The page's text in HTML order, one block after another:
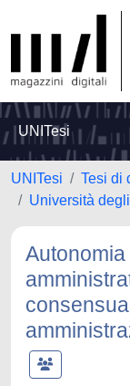
UNITesi
UNITesi
Tesi di
Università